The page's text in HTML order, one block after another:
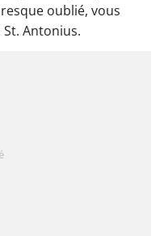
oublié, vous
Antonius.